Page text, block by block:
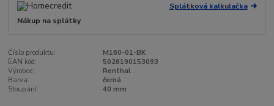
Splátková kalkulačka
Nákup na splátky
Číslo produktu:
M160-01-BK
EAN kód:
5026190153093
Výrobce:
Renthal
Barva:
černá
Stoupání:
40 mm